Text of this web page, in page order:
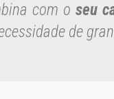
com o seu
de